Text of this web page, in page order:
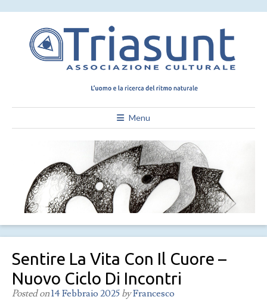
Menu
Sentire La Vita Con Il Cuore –
Nuovo Ciclo Di Incontri
Posted on14 Febbraio 2025 byFrancesco